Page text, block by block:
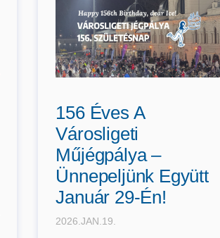
156 Éves A
Városligeti
Műjégpálya –
Ünnepeljünk Együtt
Január 29-Én!
2026.JAN.19.